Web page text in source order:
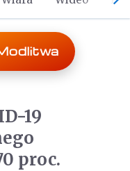
19
proc.